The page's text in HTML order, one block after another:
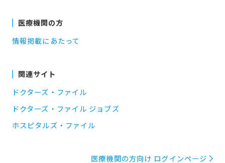
医療機関の方
情報掲載にあたって
関連サイト
ドクターズ・ファイル
ドクターズ・ファイル ジョブズ
ホスピタルズ・ファイル
医療機関の方向け ログインページ